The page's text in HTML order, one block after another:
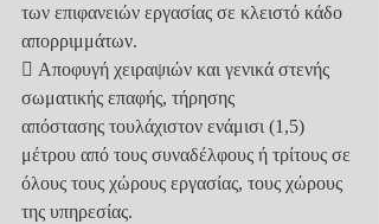
των επιφανειών εργασίας σε κλειστό κάδο
απορριμμάτων.
 Αποφυγή χειραψιών και γενικά στενής
σωματικής επαφής, τήρησης
απόστασης τουλάχιστον ενάμισι (1,5)
μέτρου από τους συναδέλφους ή τρίτους σε
όλους τους χώρους εργασίας, τους χώρους
της υπηρεσίας.